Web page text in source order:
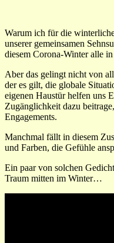
Warum ich für die
unserer gemeinsamen
diesem Corona-Winter alle
Aber das gelingt nicht von
der es gilt, die globale
eigenen Haustür helfen uns
Zugänglichkeit dazu
Engagements.
Manchmal fällt in diesem
und Farben, die Gefühle
Ein paar von solchen
Traum mitten im Winter…